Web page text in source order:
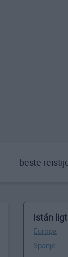
beste
Istán
Europa
Spanje